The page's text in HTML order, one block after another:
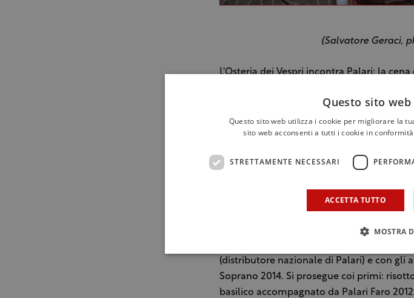
(Salvatore Geraci,
L'Osteria dei Vespri incontra Palari: la
mercoledì 19 dicembre dalle 20 in poi.
Il menu è stato creato ad hoc dallo chef
cuore pulsante del centro storico di
noto produttore (assieme al fratello
ricade nel territorio del capoluogo
premio Best in Sicily 2018 come Migliore
(distributore nazionale di Palari) e con gli
Soprano 2014. Si prosegue coi primi:
basilico accompagnato da Palari Faro
Questo sito
Questo sito web utilizza i cookie per migliorare la
sito web acconsenti a tutti i cookie in
STRETTAMENTE NECESSARI
ACCETTA TUTTO
MOSTRA